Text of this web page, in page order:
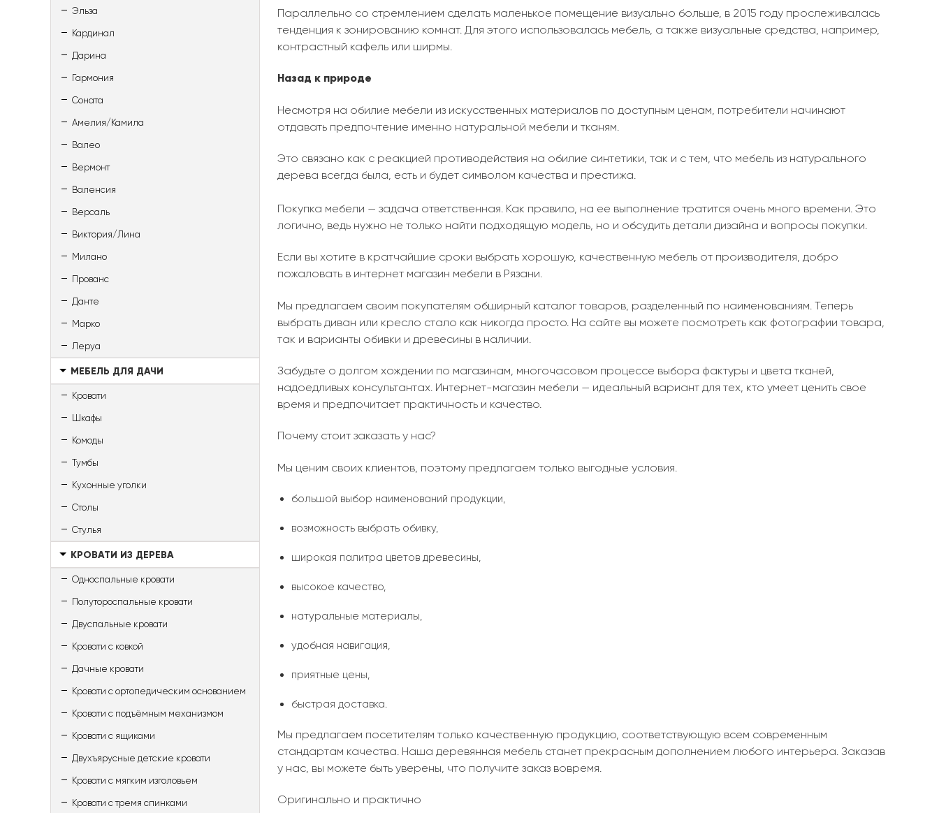
Эльза
Кардинал
Дарина
Гармония
Соната
Амелия/Камила
Валео
Вермонт
Валенсия
Версаль
Виктория/Лина
Милано
Прованс
Данте
Марко
Леруа
МЕБЕЛЬ ДЛЯ ДАЧИ
Кровати
Шкафы
Комоды
Тумбы
Кухонные уголки
Столы
Стулья
КРОВАТИ ИЗ ДЕРЕВА
Односпальные кровати
Полутороспальные кровати
Двуспальные кровати
Кровати с ковкой
Дачные кровати
Кровати с ортопедическим основанием
Кровати с подъёмным механизмом
Кровати с ящиками
Двухъярусные детские кровати
Кровати с мягким изголовьем
Кровати с тремя спинками
Параллельно со стремлением сделать маленькое помещение визуально больше, в 2015 году прослеживалась
тенденция к зонированию комнат. Для этого использовалась мебель, а также визуальные средства, например,
контрастный кафель или ширмы.
Назад к природе
Несмотря на обилие мебели из искусственных материалов по доступным ценам, потребители начинают
отдавать предпочтение именно натуральной мебели и тканям.
Это связано как с реакцией противодействия на обилие синтетики, так и с тем, что мебель из натурального
дерева всегда была, есть и будет символом качества и престижа.
Покупка мебели — задача ответственная. Как правило, на ее выполнение тратится очень много времени. Это
логично, ведь нужно не только найти подходящую модель, но и обсудить детали дизайна и вопросы покупки.
Если вы хотите в кратчайшие сроки выбрать хорошую, качественную мебель от производителя, добро
пожаловать в интернет магазин мебели в Рязани.
Мы предлагаем своим покупателям обширный каталог товаров, разделенный по наименованиям. Теперь
выбрать диван или кресло стало как никогда просто. На сайте вы можете посмотреть как фотографии товара,
так и варианты обивки и древесины в наличии.
Забудьте о долгом хождении по магазинам, многочасовом процессе выбора фактуры и цвета тканей,
надоедливых консультантах. Интернет-магазин мебели — идеальный вариант для тех, кто умеет ценить свое
время и предпочитает практичность и качество.
Почему стоит заказать у нас?
Мы ценим своих клиентов, поэтому предлагаем только выгодные условия.
большой выбор наименований продукции,
возможность выбрать обивку,
широкая палитра цветов древесины,
высокое качество,
натуральные материалы,
удобная навигация,
приятные цены,
быстрая доставка.
Мы предлагаем посетителям только качественную продукцию, соответствующую всем современным
стандартам качества. Наша деревянная мебель станет прекрасным дополнением любого интерьера. Заказав
у нас, вы можете быть уверены, что получите заказ вовремя.
Оригинально и практично